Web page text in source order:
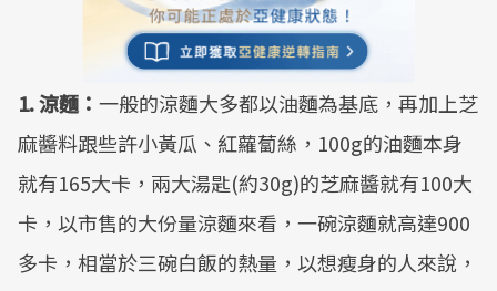
1. 涼麵： 一般的涼麵大多都以油麵為基底，再加上芝
麻醬料跟些許小黃瓜、紅蘿蔔絲，100g的油麵本身
就有165大卡，兩大湯匙(約30g)的芝麻醬就有100大
卡，以市售的大份量涼麵來看，一碗涼麵就高達900
多卡，相當於三碗白飯的熱量，以想瘦身的人來說，